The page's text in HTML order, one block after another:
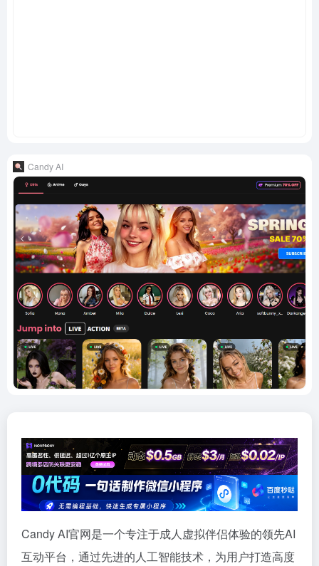
Candy AI
Candy AI官网是一个专注于成人虚拟伴侣体验的领先AI
互动平台，通过先进的人工智能技术，为用户打造高度